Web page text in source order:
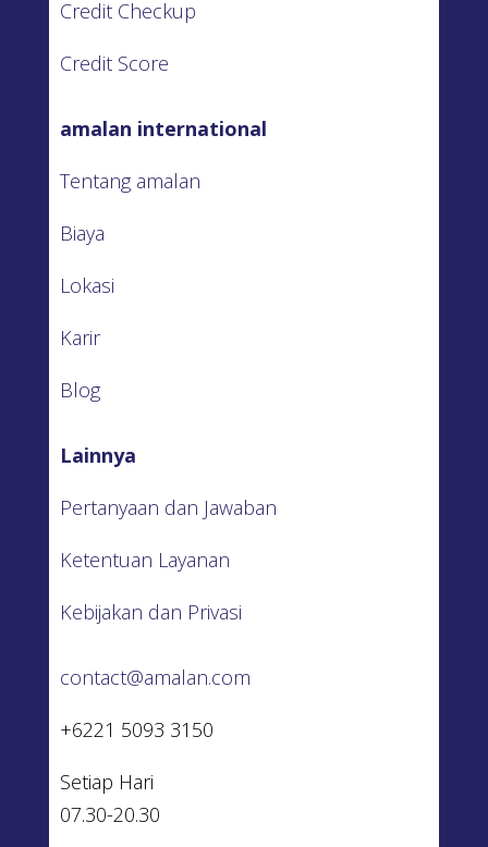
Credit Checkup
Credit Score
amalan international
Tentang amalan
Biaya
Lokasi
Karir
Blog
Lainnya
Pertanyaan dan Jawaban
Ketentuan Layanan
Kebijakan dan Privasi
contact@amalan.com
+6221 5093 3150
Setiap Hari
07.30-20.30